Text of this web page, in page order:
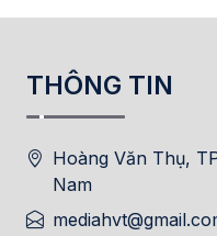
THÔNG TIN
Hoàng Văn Thụ,
Nam